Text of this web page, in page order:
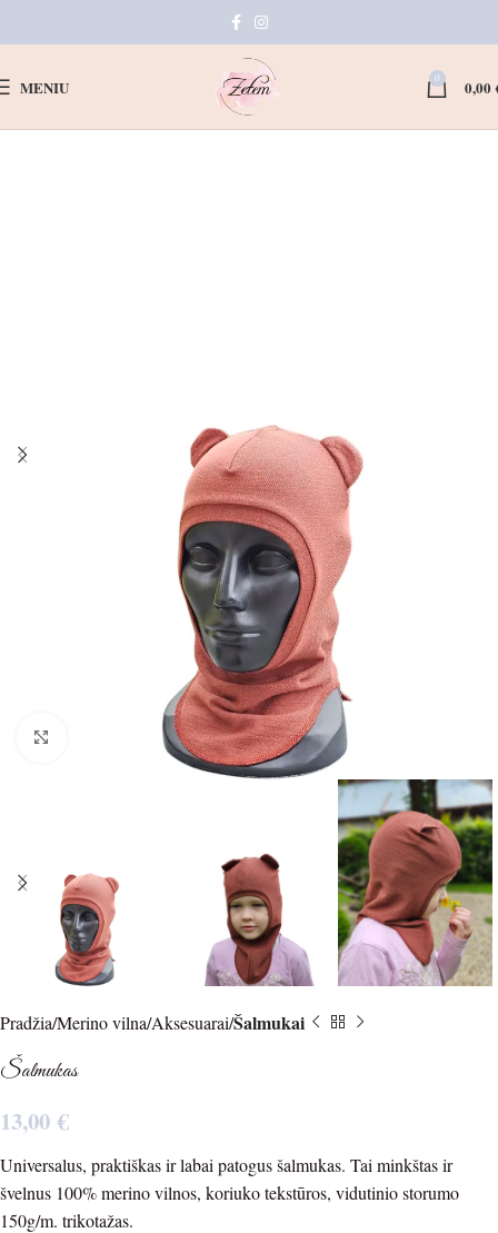
MENIU 0 0,00
Spustelėkite norėdami padidinti
Pradžia Merino vilna Aksesuarai Šalmukai
Šalmukas
13,00€
Universalus, praktiškas ir labai patogus šalmukas. Tai minkštas ir
švelnus 100% merino vilnos, koriuko tekstūros, vidutinio storumo
150g/m. trikotažas.